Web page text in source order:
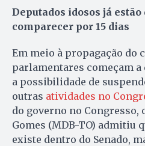
Deputados idosos já
comparecer por 15 dias
Em meio à propagação do
parlamentares começam
a possibilidade de
outras atividades no
do governo no Congresso,
Gomes (MDB-TO) admitiu
existe dentro do Senado,